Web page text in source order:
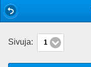
Sivuja: 1